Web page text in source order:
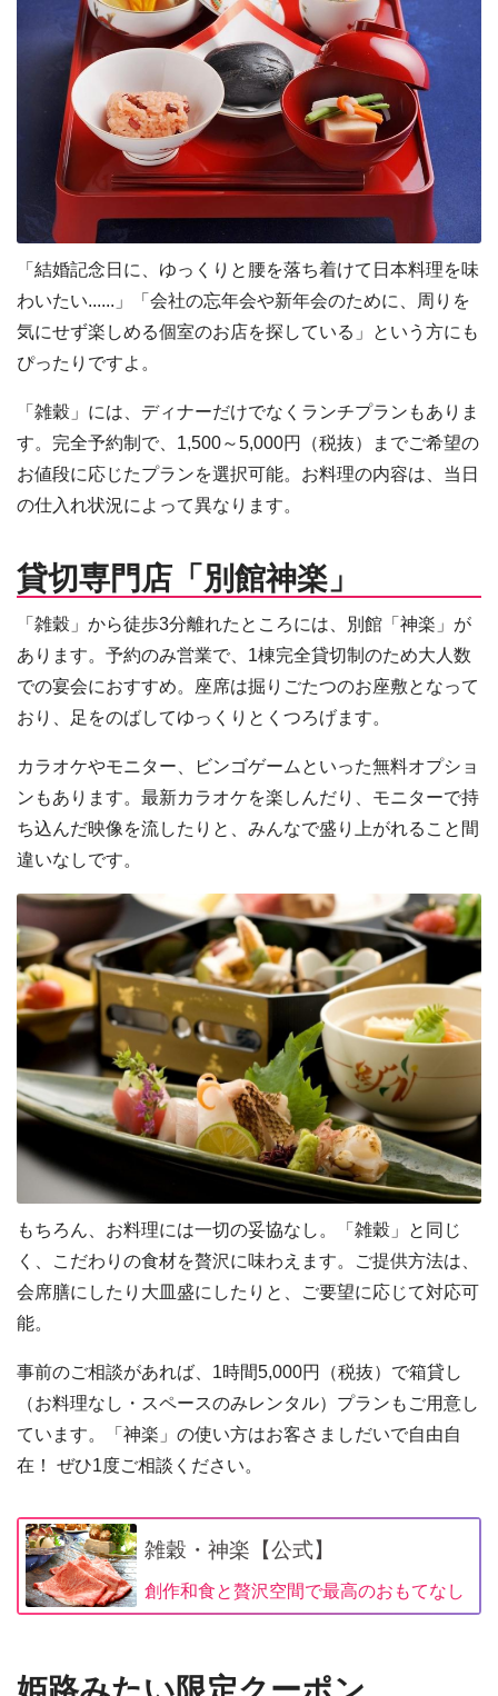
「結婚記念日に、ゆっくりと腰を落ち着けて日本料理を味
わいたい......」「会社の忘年会や新年会のために、周りを
気にせず楽しめる個室のお店を探している」という方にも
ぴったりですよ。
「雑穀」には、ディナーだけでなくランチプランもありま
す。完全予約制で、1,500～5,000円（税抜）までご希望の
お値段に応じたプランを選択可能。お料理の内容は、当日
の仕入れ状況によって異なります。
貸切専門店「別館神楽」
「雑穀」から徒歩3分離れたところには、別館「神楽」が
あります。予約のみ営業で、1棟完全貸切制のため大人数
での宴会におすすめ。座席は掘りごたつのお座敷となって
おり、足をのばしてゆっくりとくつろげます。
カラオケやモニター、ビンゴゲームといった無料オプショ
ンもあります。最新カラオケを楽しんだり、モニターで持
ち込んだ映像を流したりと、みんなで盛り上がれること間
違いなしです。
もちろん、お料理には一切の妥協なし。「雑穀」と同じ
く、こだわりの食材を贅沢に味わえます。ご提供方法は、
会席膳にしたり大皿盛にしたりと、ご要望に応じて対応可
能。
事前のご相談があれば、1時間5,000円（税抜）で箱貸し
（お料理なし・スペースのみレンタル）プランもご用意し
ています。「神楽」の使い方はお客さましだいで自由自
在！ ぜひ1度ご相談ください。
雑穀・神楽【公式】
創作和食と贅沢空間で最高のおもてなし